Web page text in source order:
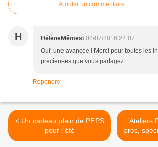
Ajouter un commentaire
H HélèneMêmesi 02/07/2016 22:07
Ouf, une avancée ! Merci pour toutes les
précieuses que vous partagez.
Répondre
< Un cadeau plein de PEPS
pour l'été
Ateliers
pros,